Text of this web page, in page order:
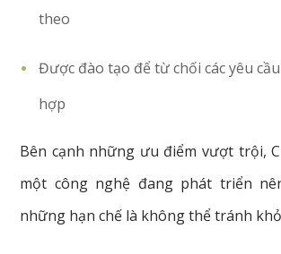
theo
Được đào tạo để từ chối các yêu
hợp
Bên cạnh những ưu điểm vượt trội,
một công nghệ đang phát triển
những hạn chế là không thể tránh